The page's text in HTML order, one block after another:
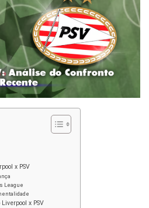
x PSV
League
x PSV